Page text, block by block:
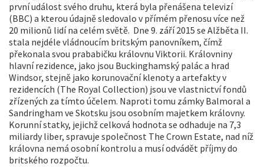
první událost svého druhu, která byla přenášena televizí
(BBC) a kterou údajně sledovalo v přímém přenosu více než
20 milionů lidí na celém světě. Dne 9. září 2015 se Alžběta II.
stala nejdéle vládnoucím britským panovníkem, čímž
překonala svou prababičku královnu Viktorii. Královniny
hlavní rezidence, jako jsou Buckinghamský palác a hrad
Windsor, stejně jako korunovační klenoty a artefakty v
rezidencích (The Royal Collection) jsou ve vlastnictví fondů
zřízených za tímto účelem. Naproti tomu zámky Balmoral a
Sandringham ve Skotsku jsou osobním majetkem královny.
Korunní statky, jejichž celková hodnota se odhaduje na 7,3
miliardy liber, spravuje společnost The Crown Estate, nad níž
královna nemá osobní kontrolu a musí odvádět příjmy do
britského rozpočtu.